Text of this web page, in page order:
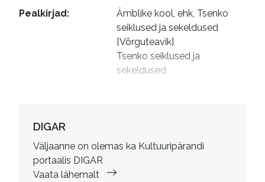
Pealkirjad:
Ämblike kool, ehk, Tsenko
seiklused ja sekeldused
[Võrguteavik]
Tsenko seiklused ja
sekeldused
DIGAR
Väljaanne on olemas ka Kultuuripärandi
portaalis DIGAR
Vaata lähemalt